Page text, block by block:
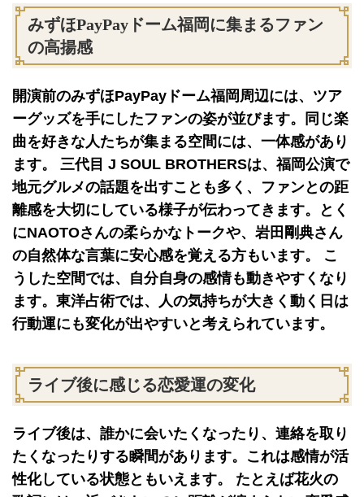
みずほPayPayドーム福岡に集まるファン
の高揚感
開演前のみずほPayPayドーム福岡周辺には、ツア
ーグッズを手にしたファンの姿が並びます。同じ楽
曲を好きな人たちが集まる空間には、一体感があり
ます。 三代目 J SOUL BROTHERSは、福岡公演で
地元グルメの話題を出すことも多く、ファンとの距
離感を大切にしている様子が伝わってきます。とく
にNAOTOさんの柔らかなトークや、岩田剛典さん
の自然体な言葉に安心感を覚える方もいます。 こ
うした空間では、自分自身の感情も動きやすくなり
ます。東洋占術では、人の気持ちが大きく動く日は
行動運にも変化が出やすいと考えられています。
ライブ後に感じる恋愛運の変化
ライブ後は、誰かに会いたくなったり、連絡を取り
たくなったりする瞬間があります。これは感情が活
性化している状態ともいえます。 たとえば花火の